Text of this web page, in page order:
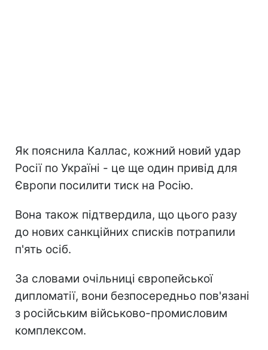
Як пояснила Каллас, кожний новий удар
Росії по Україні - це ще один привід для
Європи посилити тиск на Росію.
Вона також підтвердила, що цього разу
до нових санкційних списків потрапили
п'ять осіб.
За словами очільниці європейської
дипломатії, вони безпосередньо пов'язані
з російським військово-промисловим
комплексом.